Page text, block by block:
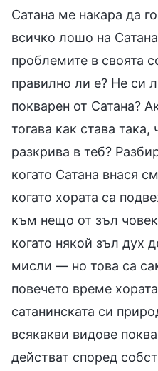
Сатана ме накара да
всичко лошо на
проблемите в своята
правилно ли е? Не си
покварен от Сатана?
тогава как става
разкрива в теб?
когато Сатана внася
когато хората са
към нещо от зъл
когато някой зъл дух
мисли — но това са
повечето време
сатанинската си
всякакви видове
действат според